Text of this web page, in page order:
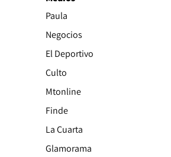
Paula
Negocios
El Deportivo
Culto
Mtonline
Finde
La Cuarta
Glamorama